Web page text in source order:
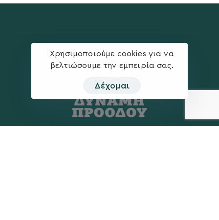
Χρησιμοποιούμε cookies για να
βελτιώσουμε την εμπειρία σας.
Δέχομαι